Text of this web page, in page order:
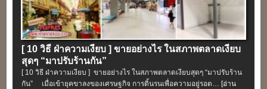
[ 10 วิธี ฝ่าความเงียบ ] ขายอย่างไร ในสภาพตลาดเงียบ
สุดๆ “มาปรับร้านกัน”
[ 10 วิธี ฝ่าความเงียบ ] ขายอย่างไร ในสภาพตลาดเงียบสุดๆ “มาปรับร้าน
กัน” เมื่อเข้ายุคขาลงของเศรษฐกิจ การดิ้นรนเพื่อความอยู่รอด… [อ่าน